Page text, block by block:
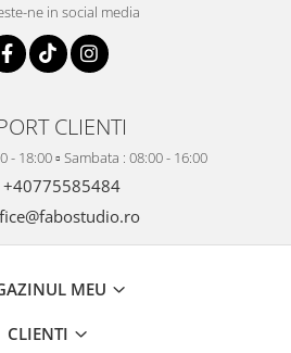
ne in social media
CLIENTI
- 18:00 ▫️ Sambata : 08:00 - 16:00
+40775585484
MEU
CLIENTI